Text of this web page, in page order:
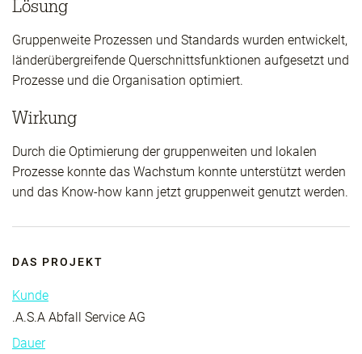
Lösung
Gruppenweite Prozessen und Standards wurden entwickelt,
länderübergreifende Querschnittsfunktionen aufgesetzt und
Prozesse und die Organisation optimiert.
Wirkung
Durch die Optimierung der gruppenweiten und lokalen
Prozesse konnte das Wachstum konnte unterstützt werden
und das Know-how kann jetzt gruppenweit genutzt werden.
DAS PROJEKT
Kunde
.A.S.A Abfall Service AG
Dauer